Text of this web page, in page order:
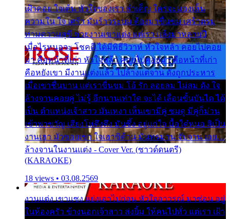
เฝ้าคอย ใจเต้น หัวใจของเรา ลำเค็ญ ใครจะมองเห็น
ความใน ใจ เศร้า มันร้าวระบม ต้องมาขื่นขม เศร้าตรม
ท่ามความสุขี ช่วยงานเขาแต่ง แต่เรา แล้งมาหลายปี
เมื่อไรหนอจะ โชคดี ได้มีพิธีวิวาห์ หัวใจหล้า คอยไปคอย
มา คือหน้าที่เก่า หัวใจหล้า คอยไปคอยมา คือหน้าที่เก่า
คือหยังเขา มีงานแต่งแล้ว ไปล้างแต่จาน ดั่งถูกประหาร
เมื่อเขาชื่นบาน แต่เราขื่นขม โอ้ รัก ลอยลม ไม่สม ดัง ใจ
ล้างจานคอยคู่ ไม่รู้ อีกนานเท่าใด จะได้ เลื่อนขั้นบันได ได้
เป็น ตำแหน่งเจ้าสาว มันเหงา เห็นเขามีคู่ ซมดู มีคู่ก็ม่วน
เข้าพาขวัญ เสียงโห่ตึงตึง มันซึ้ง อยู่แก่ใจ มื้อใด๋หนอ สิเป็น
งานเฮา มัวซอยเขา ใจเฮาซิด้าน มันทรมาน จับจาน เอย…
ล้างจานในงานแต่ง - Cover Ver. (ซาวด์ดนตรี)
(KARAOKE)
18 views • 03.08.2569
งานแต่ง เขาแซง แย่งเอาไปก่อน หัวใจอาวรณ์ มาซ่อน อยู่
ในห้องครัว ข้างนอกเจ้าสาว ส่งยิ้ม ให้คนไปทั่ว แต่เรา เฝ้า